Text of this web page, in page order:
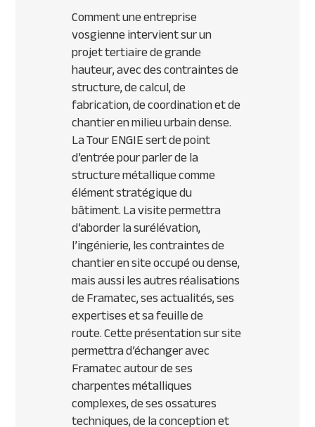
Comment une entreprise
vosgienne intervient sur un
projet tertiaire de grande
hauteur, avec des contraintes de
structure, de calcul, de
fabrication, de coordination et de
chantier en milieu urbain dense.
La Tour ENGIE sert de point
d’entrée pour parler de la
structure métallique comme
élément stratégique du
bâtiment. La visite permettra
d’aborder la surélévation,
l’ingénierie, les contraintes de
chantier en site occupé ou dense,
mais aussi les autres réalisations
de Framatec, ses actualités, ses
expertises et sa feuille de
route. Cette présentation sur site
permettra d’échanger avec
Framatec autour de ses
charpentes métalliques
complexes, de ses ossatures
techniques, de la conception et